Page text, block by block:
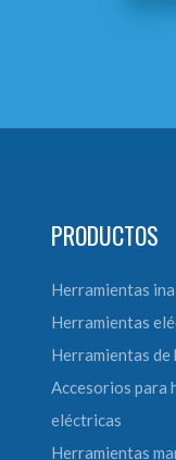
PRODUCTOS
Herramientas
Herramientas
Herramientas de
Accesorios para
eléctricas
Herramientas